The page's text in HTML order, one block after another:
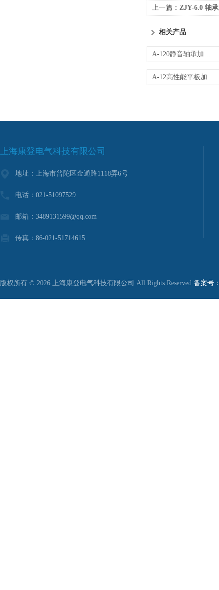
上一篇： ZJY-6.0 轴
相关产品
A-120静音轴承加热器
A-12高性能平板加热器
上海康登电气科技有限公司
地址：上海市普陀区金通路1118弄6号
电话：021-51097529
邮箱：3489131599@qq.com
传真：86-021-51714615
版权所有 © 2026 上海康登电气科技有限公司 All Rights Reserved 备案号